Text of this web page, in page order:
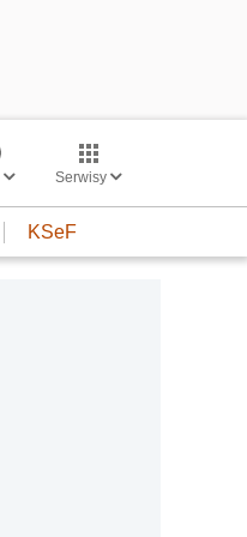
Serwisy
KSeF